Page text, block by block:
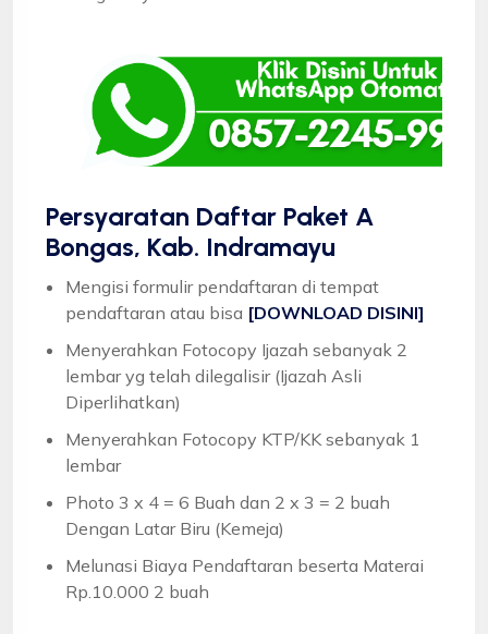
Persyaratan Daftar Paket A
Bongas, Kab. Indramayu
Mengisi formulir pendaftaran di tempat
pendaftaran atau bisa [DOWNLOAD DISINI]
Menyerahkan Fotocopy Ijazah sebanyak 2
lembar yg telah dilegalisir (Ijazah Asli
Diperlihatkan)
Menyerahkan Fotocopy KTP/KK sebanyak 1
lembar
Photo 3 x 4 = 6 Buah dan 2 x 3 = 2 buah
Dengan Latar Biru (Kemeja)
Melunasi Biaya Pendaftaran beserta Materai
Rp.10.000 2 buah